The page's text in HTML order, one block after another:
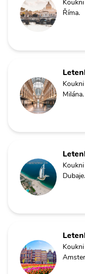
Říma.
Milána.
Dubaje.